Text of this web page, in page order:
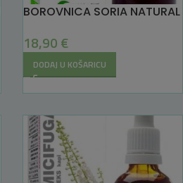
BOROVNICA SORIA NATURAL
18,90 €
DODAJ U KOŠARICU